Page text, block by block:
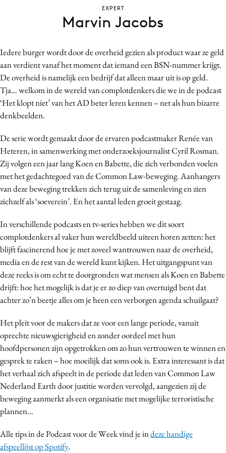
Contentmarketing
Craft
Customer Experience
Data & Insights
Design
Diversiteit
Effectiviteit
Gedragsverandering
Influencer marketing
Interne communicatie
Martech
Media
Merkstrategie
PR
Programmatic
Purpose Marketing
Iedere burger wordt door de overheid gezien als product waar ze geld
aan verdient vanaf het moment dat iemand een BSN-nummer krijgt.
De overheid is namelijk een bedrijf dat alleen maar uit is op geld.
Tja… welkom in de wereld van complotdenkers die we in de podcast
‘Het klopt niet’ van het AD beter leren kennen – net als hun bizarre
denkbeelden.
De serie wordt gemaakt door de ervaren podcastmaker Renée van
Heteren, in samenwerking met onderzoeksjournalist Cyril Rosman.
Zij volgen een jaar lang Koen en Babette, die zich verbonden voelen
met het gedachtegoed van de Common Law-beweging. Aanhangers
van deze beweging trekken zich terug uit de samenleving en zien
zichzelf als ‘soeverein’. En het aantal leden groeit gestaag.
In verschillende podcasts en tv-series hebben we dit soort
complotdenkers al vaker hun wereldbeeld uiteen horen zetten: het
blijft fascinerend hoe je met zoveel wantrouwen naar de overheid,
media en de rest van de wereld kunt kijken. Het uitgangspunt van
deze reeks is om echt te doorgronden wat mensen als Koen en Babette
drijft: hoe het mogelijk is dat je er zo diep van overtuigd bent dat
achter zo’n beetje alles om je heen een verborgen agenda schuilgaat?
Het pleit voor de makers dat ze voor een lange periode, vanuit
oprechte nieuwsgierigheid en zonder oordeel met hun
hoofdpersonen zijn opgetrokken om zo hun vertrouwen te winnen en
gesprek te raken – hoe moeilijk dat soms ook is. Extra interessant is dat
het verhaal zich afspeelt in de periode dat leden van Common Law
Nederland Earth door justitie worden vervolgd, aangezien zij de
beweging aanmerkt als een organisatie met mogelijke terroristische
plannen…
Alle tips in de Podcast voor de Week vind je indeze handige
afspeellijst op Spotify.
EXPERT
Marvin Jacobs